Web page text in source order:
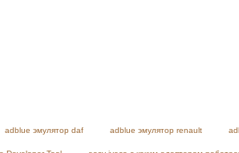
adblue эмулятор daf adblue эмулятор renault